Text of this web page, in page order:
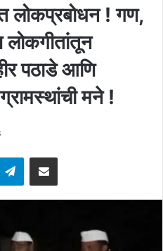
लोकप्रबोधन ! गण,
पठाडे आणि
मने !
TelegramShare via Email